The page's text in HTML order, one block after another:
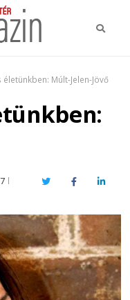
Múlt-Jelen-Jövő
TwitterFacebook